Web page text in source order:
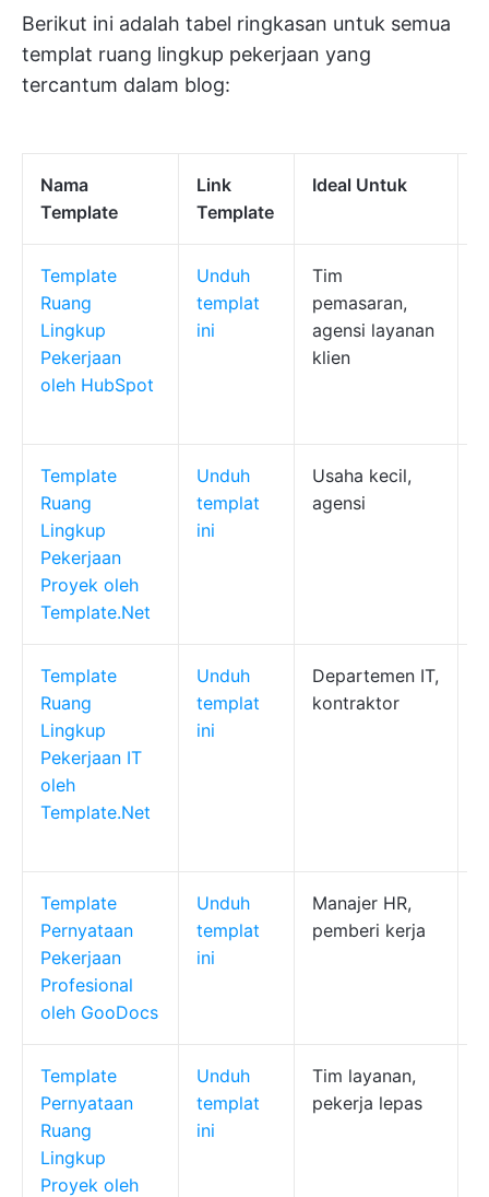
Berikut ini adalah tabel ringkasan untuk semua
templat ruang lingkup pekerjaan yang
tercantum dalam blog:
Nama
Template
Link
Template
Ideal Untuk
Template
Ruang
Lingkup
Pekerjaan
oleh HubSpot
Unduh
templat
ini
Tim
pemasaran,
agensi layanan
klien
Template
Ruang
Lingkup
Pekerjaan
Proyek oleh
Template.Net
Unduh
templat
ini
Usaha kecil,
agensi
Template
Ruang
Lingkup
Pekerjaan IT
oleh
Template.Net
Unduh
templat
ini
Departemen IT,
kontraktor
Template
Pernyataan
Pekerjaan
Profesional
oleh GooDocs
Unduh
templat
ini
Manajer HR,
pemberi kerja
Template
Pernyataan
Ruang
Lingkup
Proyek oleh
Unduh
templat
ini
Tim layanan,
pekerja lepas